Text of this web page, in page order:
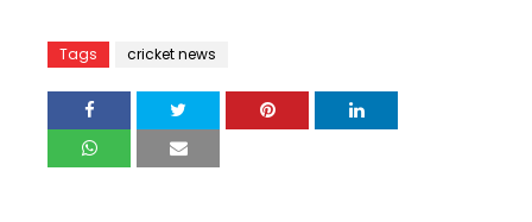
Tags cricket news